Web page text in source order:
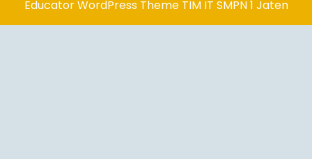
Educator WordPress ThemeTIM IT SMPN 1 Jaten